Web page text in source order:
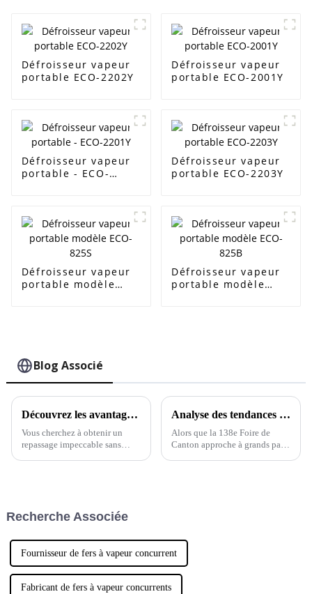
Défroisseur vapeur
portable ECO-2202Y
Défroisseur vapeur
portable ECO-2001Y
Défroisseur vapeur
portable - ECO-
Défroisseur vapeur
portable ECO-2203Y
Défroisseur vapeur
portable modèle
Défroisseur vapeur
portable modèle
Blog Associé
Découvrez les avantages d'un fer à repasser vapeur en céramique pour des vêtements parfaitement repassés.
Vous cherchez à obtenir un
repassage impeccable sans
Analyse des tendances du marché des fers à repasser à vapeur lors de la 138e Foire de Canton 2025 en Chine
Alors que la 138e Foire de
Canton approche à grands pas
Recherche Associée
Fournisseur de fers à vapeur concurrent
Fabricant de fers à vapeur concurrents